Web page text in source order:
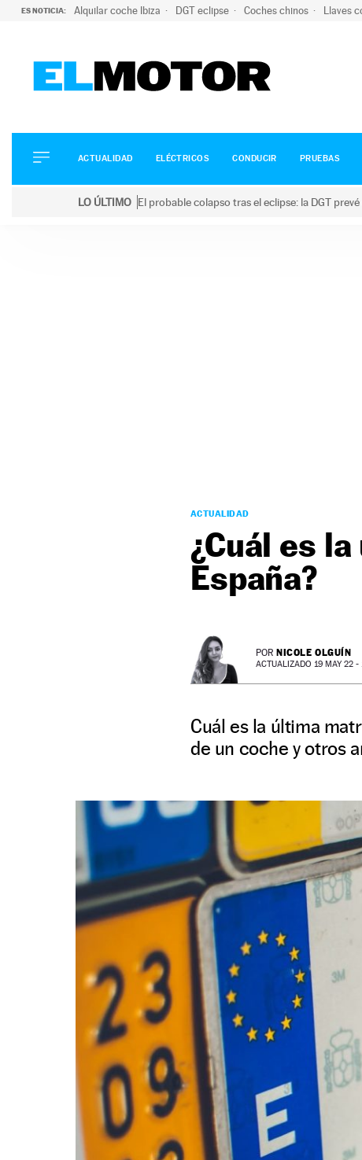
ES NOTICIA: Alquilar coche Ibiza DGT eclipse Coches chinos Llaves
ELÉCTRICOS
CONDUCIR
ACTUALIDAD ELÉCTRICOS CONDUCIR PRUEBAS
LO ÚLTIMO El probable colapso tras el eclipse: la DGT
ACTUALIDAD
¿Cuál es
España?
POR NICOLE OLGUÍN
ACTUALIZADO 19 MAY 22 -
Cuál es la última
de un coche y otros